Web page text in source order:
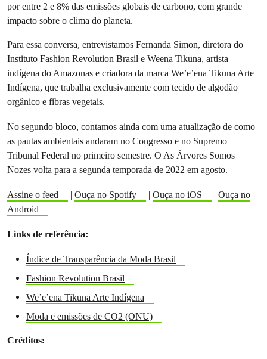
por entre 2 e 8% das emissões globais de carbono, com grande
impacto sobre o clima do planeta.
Para essa conversa, entrevistamos Fernanda Simon, diretora do
Instituto Fashion Revolution Brasil e Weena Tikuna, artista
indígena do Amazonas e criadora da marca We’e’ena Tikuna Arte
Indígena, que trabalha exclusivamente com tecido de algodão
orgânico e fibras vegetais.
No segundo bloco, contamos ainda com uma atualização de como
as pautas ambientais andaram no Congresso e no Supremo
Tribunal Federal no primeiro semestre. O As Árvores Somos
Nozes volta para a segunda temporada de 2022 em agosto.
Assine o feed | Ouça no Spotify | Ouça no iOS | Ouça no
Android
Links de referência:
Índice de Transparência da Moda Brasil
Fashion Revolution Brasil
We’e’ena Tikuna Arte Indígena
Moda e emissões de CO2 (ONU)
Créditos: